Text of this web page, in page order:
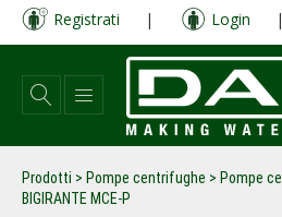
Salta
contenuto
principale
Registrati | Login |
Prodotti > Pompe centrifughe > Pompe
BIGIRANTE MCE-P